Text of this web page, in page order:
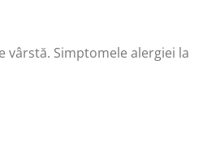
vârstă. Simptomele alergiei la